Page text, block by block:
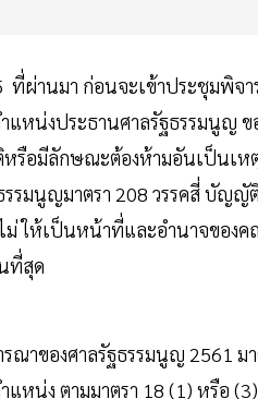
ผ่านมา ก่อนจะเข้าประชุมพิจ
ำแหน่งประธานศาลรัฐธรรมนูญ
รือมีลักษณะต้องห้ามอันเป็นเห
รมนูญมาตรา 208 วรรคสี่ บัญ
ให้เป็นหน้าที่และอำนาจของค
ที่สุด
าของศาลรัฐธรรมนูญ 2561 ม
แหน่ง ตามมาตรา 18 (1) หรือ